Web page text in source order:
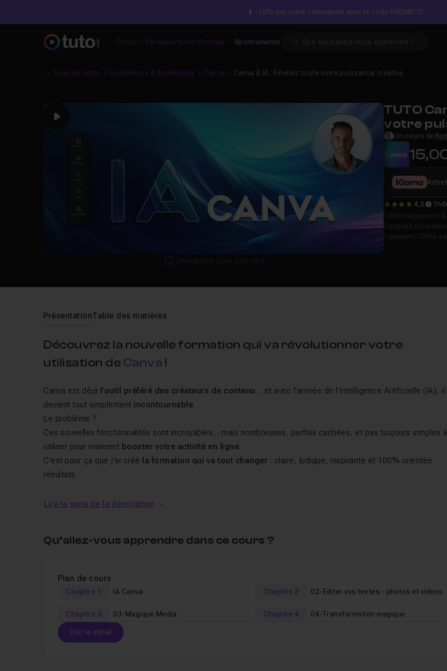
-10% sur votre commande avec le code PROMO10
Tutos Formations certifiantes Abonnements
Tous les tutos Ecommerce & Emarketing Canva Canva & IA : Révélez toute votre puissance créative
Play
Enregistrer pour plus tard
TUTO
votre
Un cours de
4 4,0
PrésentationTable des matières
Découvrez la nouvelle formation qui va révolutionner votre
utilisation de Canva !
Canva est déjà l’outil préféré des créateurs de contenu… et avec l’arrivée de l’Intelligence Artificielle (IA), il
devient tout simplement incontournable.
Le problème ?
Ces nouvelles fonctionnalités sont incroyables… mais nombreuses, parfois cachées, et pas toujours simples à
utiliser pour vraiment booster votre activité en ligne.
C’est pour ça que j’ai créé
la formation qui va tout changer : claire, ludique, inspirante et 100% orientée
résultats.
Dans cette formation vous allez découvrir :
Desexemples concretspour appliquer chaque fonctionnalité à votre business dès aujourd’hui.
Parmi les fonctionnalités que nous allons explorer ensemble :
Texte vers Image & Texte vers Vidéo
Magic Design pour vos vidéos et présentations
L’Écriture Magique et la Voix de Marque
Lire la suite de la description
Qu’allez-vous apprendre dans ce cours ?
Plan de cours
Chapitre 1 IA Canva Chapitre 2 02-Editer vos textes - photos et videos
Chapitre 3 03-Magique Media Chapitre 4 04-Transformation magique
Voir le détail